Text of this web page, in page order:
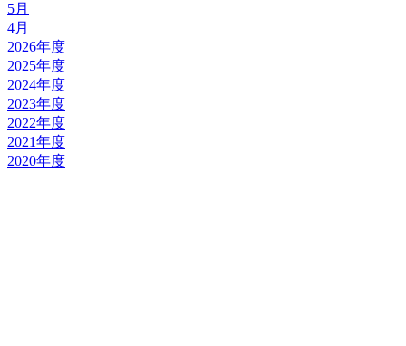
5月
4月
2026年度
2025年度
2024年度
2023年度
2022年度
2021年度
2020年度